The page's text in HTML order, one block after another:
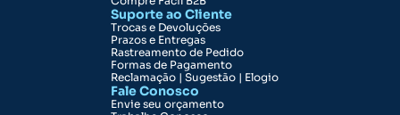
Suporte ao Cliente
Trocas e Devoluções
Prazos e Entregas
Rastreamento de Pedido
Formas de Pagamento
Reclamação | Sugestão | Elogio
Fale Conosco
Envie seu orçamento